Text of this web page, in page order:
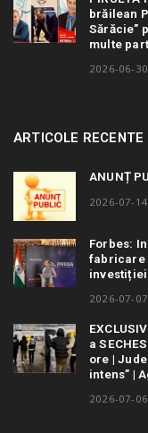
brăilean
Sărăcie”
multe
2026-06-30
ARTICOLE RECENTE
ANUNȚ
2026-07-14
Forbes:
fabricare
2026-07-07
a
ore |
intens” |
2026-07-06